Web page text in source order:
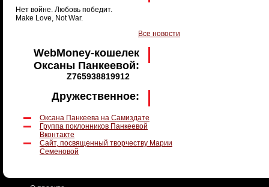
Нет войне. Любовь победит.
Make Love, Not War.
Все новости
WebMoney-кошелек
Оксаны Панкеевой:
Z765938819912
Дружественное:
Оксана Панкеева на Самиздате
Группа поклонников Панкеевой
Вконтакте
Сайт, посвященный творчеству Марии
Семеновой